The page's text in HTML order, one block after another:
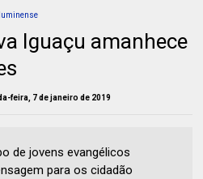
Iguaçu amanhece
feira, 7 de janeiro de 2019
de jovens evangélicos
para os cidadão